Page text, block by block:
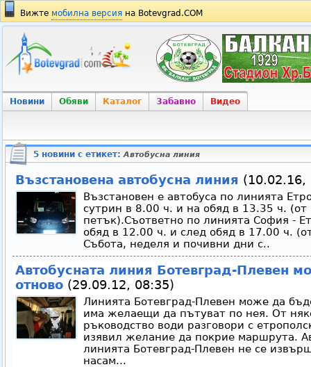
Вижте мобилна версия на Botevgrad.COM
Новини Обяви Каталог Забавно Видео
5 новини с етикет:Автобусна линия
Възстановена автобусна линия (10.02.16,
Възстановен е автобуса по линията
сутрин в 8.00 ч. и на обяд в 13.35 ч. (от
петък).Съответно по линията София -
обяд в 12.00 ч. и след обяд в 17.00 ч.
Събота, неделя и почивни дни с..
Автобусната линия Ботевград-Плевен
отново(29.09.12, 08:35)
Линията Ботевград-Плевен може да
има желаещи да пътуват по нея. От
ръководство води разговори с
изявил желание да покрие маршрута.
линията Ботевград-Плевен не се
насам...